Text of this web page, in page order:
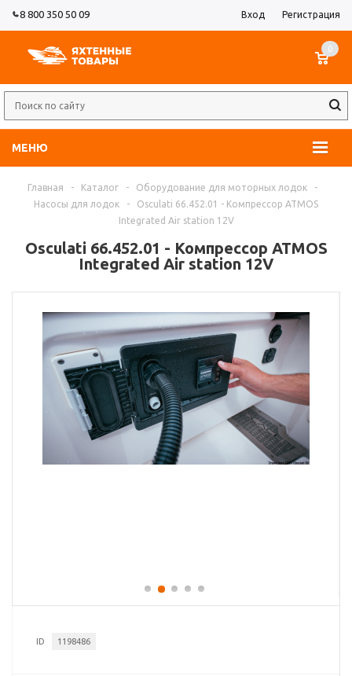
8 800 350 50 09 Вход Регистрация
МЕНЮ
0
Главная - Каталог - Оборудование для моторных лодок
-
Насосы для лодок
-
Osculati 66.452.01 - Компрессор ATMOS
Integrated Air station 12V
Osculati 66.452.01 - Компрессор ATMOS
Integrated Air station 12V
ID 1198486